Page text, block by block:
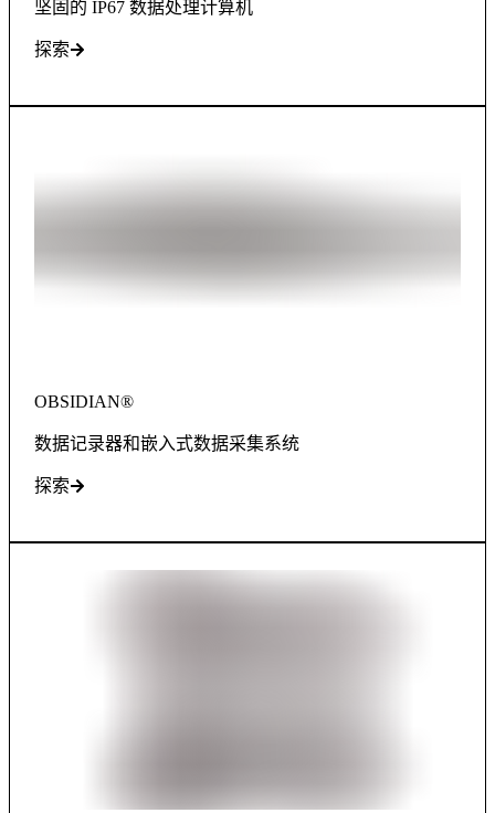
坚固的 IP67 数据处理计算机
探索
OBSIDIAN®
数据记录器和嵌入式数据采集系统
探索